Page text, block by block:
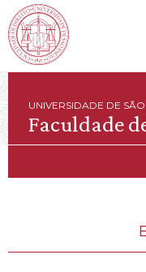
UNIVERSIDADE DE
Faculdade